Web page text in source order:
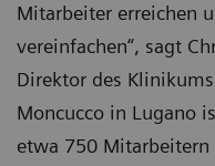
Mitarbeiter erreichen
vereinfachen“, sagt
Direktor des
Moncucco in Lugano
etwa 750